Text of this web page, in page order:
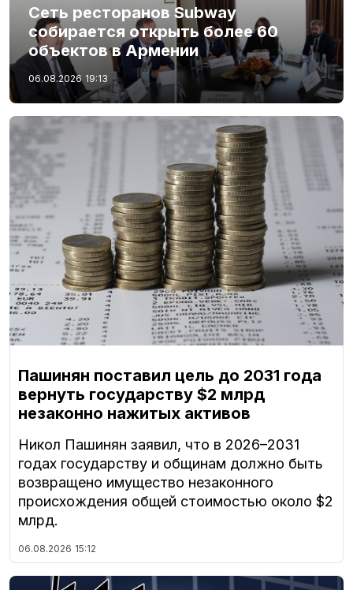
Сеть ресторанов Subway
собирается открыть более 60
объектов в Армении
06.08.2026 19:13
Пашинян поставил цель до 2031 года
вернуть государству $2 млрд
незаконно нажитых активов
Никол Пашинян заявил, что в 2026–2031
годах государству и общинам должно быть
возвращено имущество незаконного
происхождения общей стоимостью около $2
млрд.
06.08.2026 15:12